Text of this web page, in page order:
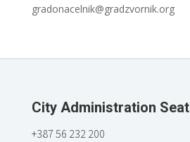
gradonacelnik@gradzvornik.org
City Administration Seat
+387 56 232 200